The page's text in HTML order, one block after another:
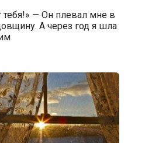
— Он плевал мне в
А через год я шла